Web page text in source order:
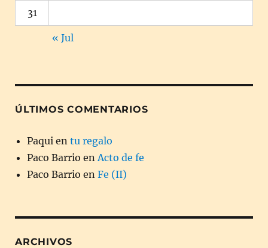
31
« Jul
ÚLTIMOS COMENTARIOS
Paqui en tu regalo
Paco Barrio en Acto de fe
Paco Barrio en Fe (II)
ARCHIVOS